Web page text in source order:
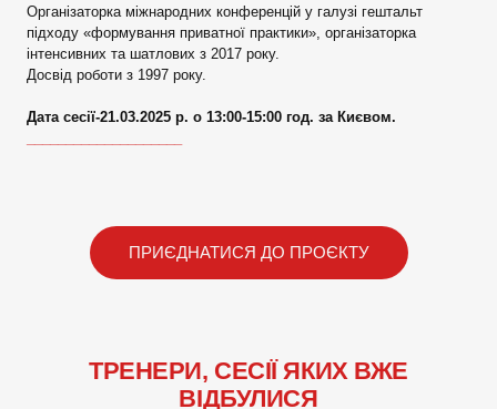
Організаторка міжнародних конференцій у галузі гештальт
підходу «формування приватної практики», організаторка
інтенсивних та шатлових з 2017 року.
Досвід роботи з 1997 року.
Дата сесії-21.03.2025 р. о 13:00-15:00 год. за Києвом.
ПРИЄДНАТИСЯ ДО ПРОЄКТУ
ТРЕНЕРИ, СЕСІЇ ЯКИХ ВЖЕ
ВІДБУЛИСЯ